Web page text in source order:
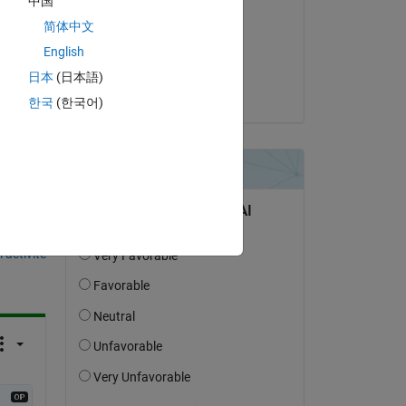
le 27 Déc 2019
Acceptée :
简体中文
English
日本 (日本語)
한국 (한국어)